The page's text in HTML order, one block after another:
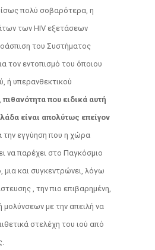
ίσως πολύ σοβαρότερα, η
των ΗΙV εξετάσεων
του Συστήματος
τον εντοπισμό του όποιου
ή υπερανθεκτικού
πιθανότητα που ειδικά αυτή
είναι απολύτως επείγον
την εγγύηση που η χώρα
να παρέχει στο Παγκόσμιο
μια και συγκεντρώνει, λόγω
, την πιο επιβαρημένη,
μολύνσεων με την απειλή να
στελέχη του ιού από